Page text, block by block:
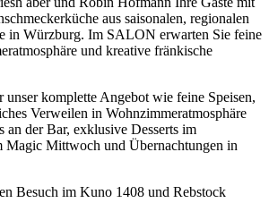
aus saisonalen, regionalen
in Würzburg. Im SALON erwarten Sie feine
und kreative fränkische
komplette Angebot wie feine Speisen,
Verweilen in Wohnzimmeratmosphäre
an der Bar, exklusive Desserts im
Magic Mittwoch und Übernachtungen in
Besuch im Kuno 1408 und Rebstock